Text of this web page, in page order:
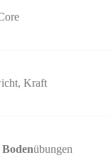
Kraft
Bodenübungen